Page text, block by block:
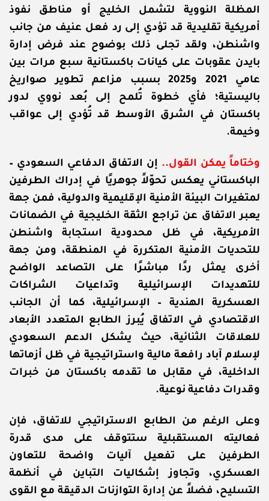
المظلة النووية لتشمل الخليج أو مناطق نفوذ
أمريكية تقليدية قد تؤدي إلى رد فعل عنيف من جانب
واشنطن، ولقد تجلى ذلك بوضوح عند فرض إدارة
بايدن عقوبات على كيانات باكستانية سبع مرات بين
عامي 2021 و2025 بسبب مزاعم تطوير صواريخ
باليستية؛ فأي خطوة تُلمح إلى بُعد نووي لدور
باكستان في الشرق الأوسط قد تُؤدي إلى عواقب
وخيمة.
وختاماً يمكن القول.. إن الاتفاق الدفاعي السعودي –
الباكستاني يعكس تحوّلاً جوهريًا في إدراك الطرفين
لمتغيرات البيئة الأمنية الإقليمية والدولية، فمن جهة
يعبر الاتفاق عن تراجع الثقة الخليجية في الضمانات
الأمريكية، في ظل محدودية استجابة واشنطن
للتحديات الأمنية المتكررة في المنطقة، ومن جهة
أخرى يمثل ردًا مباشرًا على التصاعد الواضح
للتهديدات الإسرائيلية وتداعيات الشراكات
العسكرية الهندية – الإسرائيلية، كما أن الجانب
الاقتصادي في الاتفاق يُبرز الطابع المتعدد الأبعاد
للعلاقات الثنائية، حيث يشكل الدعم السعودي
لإسلام آباد رافعة مالية واستراتيجية في ظل أزماتها
الداخلية، في مقابل ما تقدمه باكستان من خبرات
وقدرات دفاعية نوعية.
وعلى الرغم من الطابع الاستراتيجي للاتفاق، فإن
فعاليته المستقبلية ستتوقف على مدى قدرة
الطرفين على تفعيل آليات واضحة للتعاون
العسكري، وتجاوز إشكاليات التباين في أنظمة
التسليح، فضلاً عن إدارة التوازنات الدقيقة مع القوى